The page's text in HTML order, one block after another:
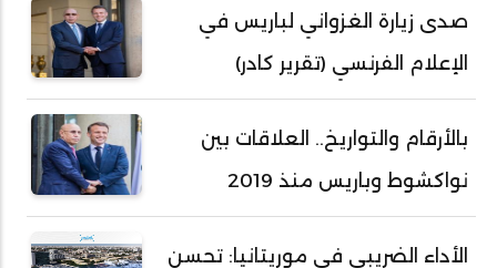
أحمد زيدان ولد محمد محمود
أحمد سالم بكار
أحمد سالم ولد بده
أحمد سالم ولد بكار
أحمد سيد أحمد أج
صدى زيارة الغزواني لباريس في
الإعلام الفرنسي (تقرير كادر)
بالأرقام والتواريخ.. العلاقات بين
نواكشوط وباريس منذ 2019
الأداء الضريبي في موريتانيا: تحسن